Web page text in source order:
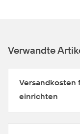
Verwandte
Versandkosten
einrichten